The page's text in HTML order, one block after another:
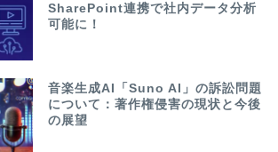
SharePoint連携で社内データ分析
可能に！
音楽生成AI「Suno AI」の訴訟問題
について：著作権侵害の現状と今後
の展望